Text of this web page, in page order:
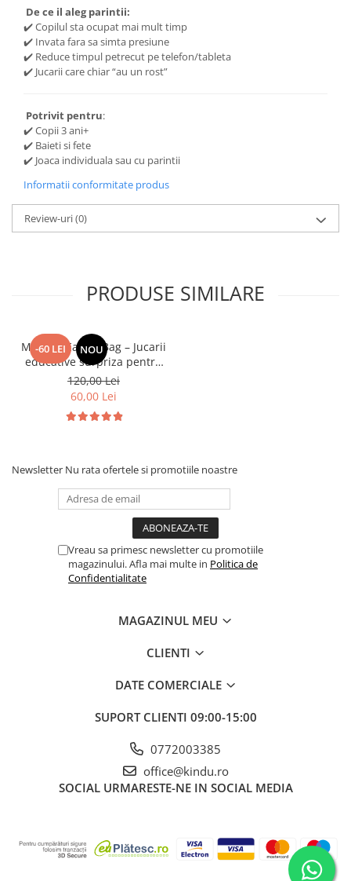
De ce il aleg parintii:
✔️ Copilul sta ocupat mai mult timp
✔️ Invata fara sa simta presiune
✔️ Reduce timpul petrecut pe telefon/tableta
✔️ Jucarii care chiar “au un rost”
Potrivit pentru:
✔️ Copii 3 ani+
✔️ Baieti si fete
✔️ Joaca individuala sau cu parintii
Informatii conformitate produs
Review-uri(0)
PRODUSE SIMILARE
-60 LEI NOU
Mystery Easter Bag – Jucarii
educative surpriza pentru
copii
120,00 Lei
60,00 Lei
Newsletter Nu rata ofertele si promotiile noastre
Vreau sa primesc newsletter cu promotiile
magazinului. Afla mai multe in Politica de
Confidentialitate
MAGAZINUL MEU
CLIENTI
DATE COMERCIALE
SUPORT CLIENTI 09:00-15:00
0772003385
office@kindu.ro
SOCIAL URMARESTE-NE IN SOCIAL MEDIA